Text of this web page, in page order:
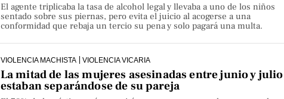
El agente triplicaba la tasa de alcohol legal y llevaba a uno de los niños
sentado sobre sus piernas, pero evita el juicio al acogerse a una
conformidad que rebaja un tercio su pena y solo pagará una multa.
VIOLENCIA MACHISTA VIOLENCIA VICARIA
La mitad de las mujeres asesinadas entre junio y julio
estaban separándose de su pareja